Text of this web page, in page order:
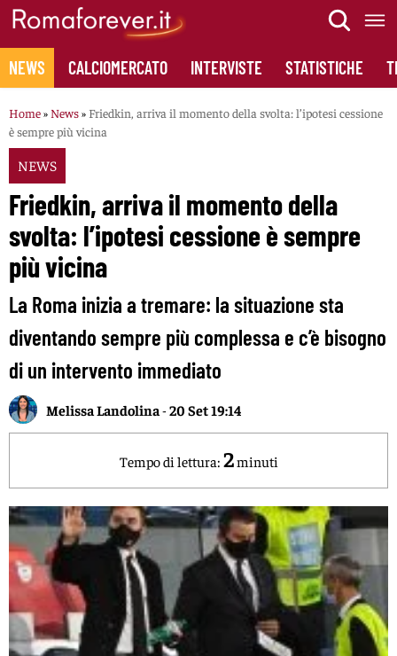
Skip
content
NEWS CALCIOMERCATO INTERVISTE STATISTICHE
Home» News» Friedkin, arriva il momento della svolta: l’ipotesi cessione
è sempre più vicina
NEWS
Friedkin, arriva il momento della
svolta: l’ipotesi cessione è sempre
più vicina
La Roma inizia a tremare: la situazione sta
diventando sempre più complessa e c’è bisogno
di un intervento immediato
Melissa Landolina -20 Set 19:14
Tempo di lettura: 2minuti